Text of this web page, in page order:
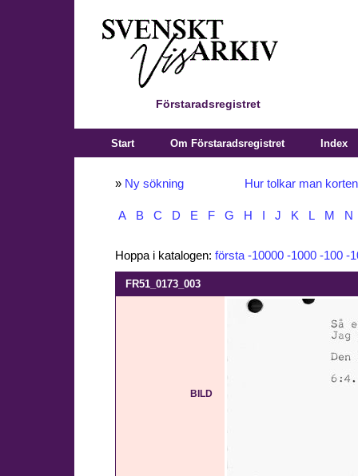
Förstaradsregistret
Start Om Förstaradsregistret Index
» Ny sökning Hur tolkar man
A B C D E F G H J K L M N
Hoppa i katalogen: första -10000 -1000 -100 -
FR51_0173_003
BILD